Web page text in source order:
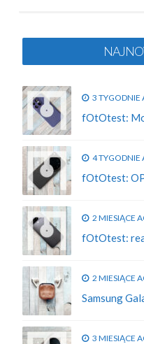
3 TYGODNIE
fOtOtest:
4 TYGODNIE
fOtOtest:
2 MIESIĄCE
fOtOtest:
2 MIESIĄCE
Samsung
3 MIESIĄCE